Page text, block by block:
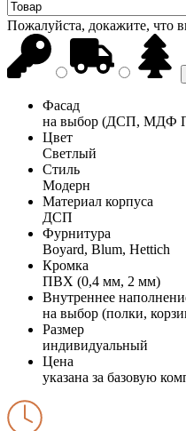
Пожалуйста, докажите, что
Фасад
на выбор (ДСП, МДФ
Цвет
Светлый
Стиль
Модерн
Материал корпуса
ДСП
Фурнитура
Boyard, Blum, Hettich
Кромка
ПВХ (0,4 мм, 2 мм)
Внутреннее
на выбор (полки,
Размер
индивидуальный
Цена
указана за базовую